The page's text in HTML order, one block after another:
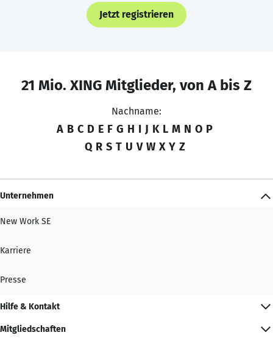
Jetzt registrieren
21 Mio. XING Mitglieder, von A bis Z
Nachname:
A B C D E F G H I J K L M N O P
Q R S T U V W X Y Z
Unternehmen
New Work SE
Karriere
Presse
Hilfe & Kontakt
Mitgliedschaften